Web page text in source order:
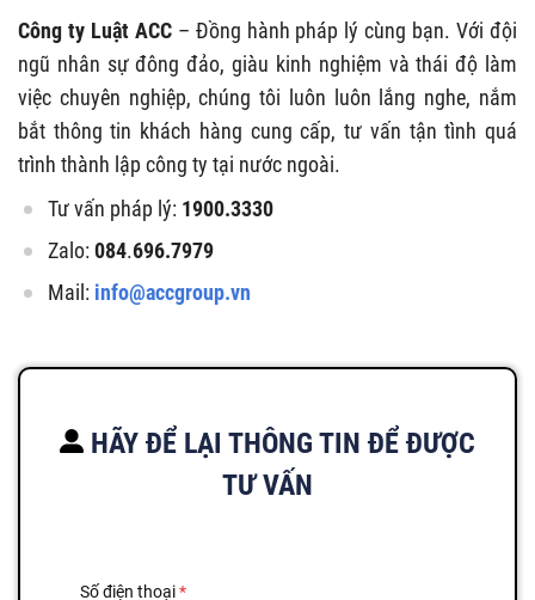
Công ty Luật ACC– Đồng hành pháp lý cùng bạn. Với đội
ngũ nhân sự đông đảo, giàu kinh nghiệm và thái độ làm
việc chuyên nghiệp, chúng tôi luôn luôn lắng nghe, nắm
bắt thông tin khách hàng cung cấp, tư vấn tận tình quá
trình thành lập công ty tại nước ngoài.
Tư vấn pháp lý: 1900.3330
Zalo:084.696.7979
Mail: info@accgroup.vn
HÃY ĐỂ LẠI THÔNG TIN ĐỂ ĐƯỢC
TƯ VẤN